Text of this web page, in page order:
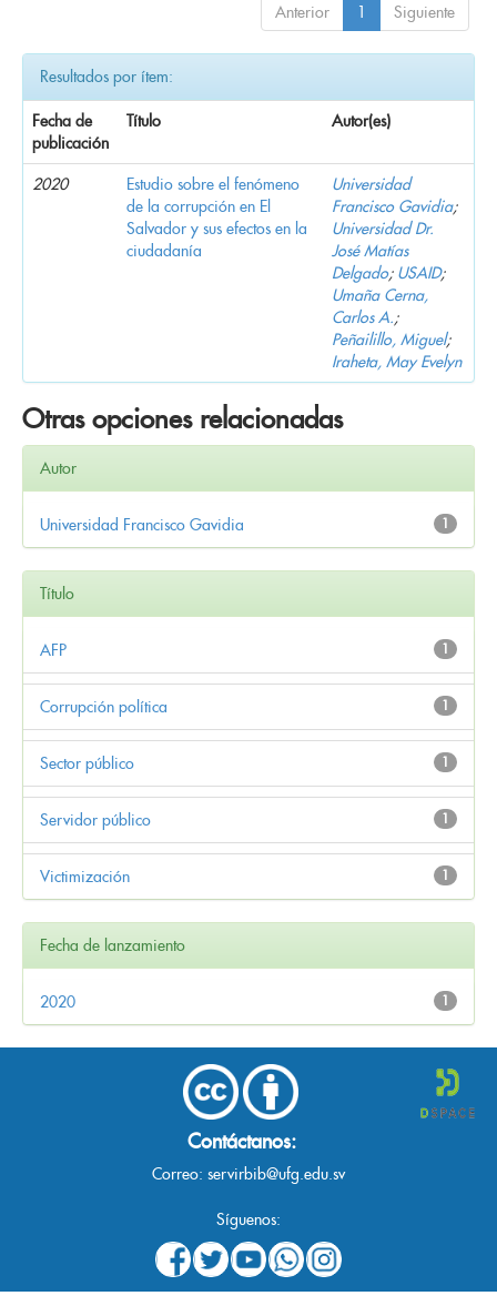
Anterior 1 Siguiente
Resultados por ítem:
Fecha de
publicación
Título Autor(es)
2020
Estudio sobre el fenómeno
de la corrupción en El
Salvador y sus efectos en la
ciudadanía
Universidad
Francisco Gavidia;
Universidad Dr.
José Matías
Delgado; USAID;
Umaña Cerna,
Carlos A.;
Peñailillo, Miguel;
Iraheta, May Evelyn
Otras opciones relacionadas
Autor
1
Universidad Francisco Gavidia
Título
1
AFP
1
Corrupción política
1
Sector público
1
Servidor público
1
Victimización
Fecha de lanzamiento
1
2020
Contáctanos:
Correo: servirbib@ufg.edu.sv
Síguenos: